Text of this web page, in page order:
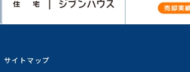
サイトマップ